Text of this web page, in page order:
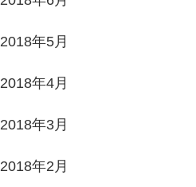
2018年5月
2018年4月
2018年3月
2018年2月